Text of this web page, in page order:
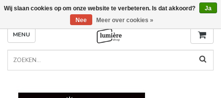
MENU
Wij slaan cookies op om onze website te verbeteren. Is dat akkoord?
Ja
Nee
Meer over cookies »